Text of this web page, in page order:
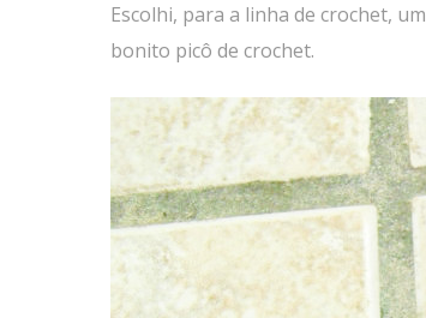
Escolhi, para a linha de crochet,
bonito picô de crochet.